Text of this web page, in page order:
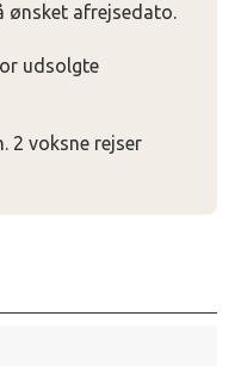
ønsket afrejsedato.
udsolgte
2 voksne rejser